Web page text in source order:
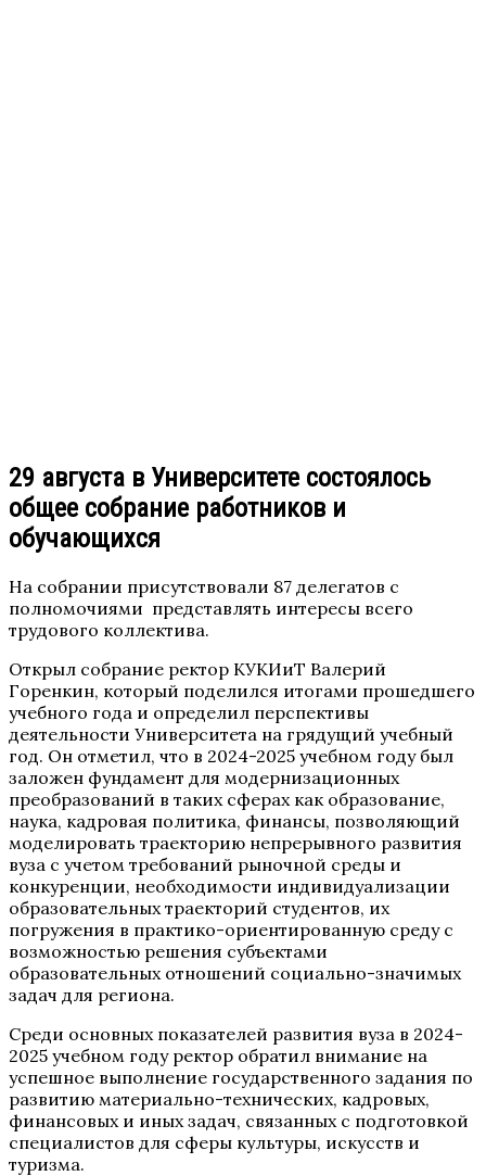
29 августа в Университете состоялось
общее собрание работников и
обучающихся
На собрании присутствовали 87 делегатов с
полномочиями представлять интересы всего
трудового коллектива.
Открыл собрание ректор КУКИиТ Валерий
Горенкин, который поделился итогами прошедшего
учебного года и определил перспективы
деятельности Университета на грядущий учебный
год. Он отметил, что в 2024-2025 учебном году был
заложен фундамент для модернизационных
преобразований в таких сферах как образование,
наука, кадровая политика, финансы, позволяющий
моделировать траекторию непрерывного развития
вуза с учетом требований рыночной среды и
конкуренции, необходимости индивидуализации
образовательных траекторий студентов, их
погружения в практико-ориентированную среду с
возможностью решения субъектами
образовательных отношений социально-значимых
задач для региона.
Среди основных показателей развития вуза в 2024-
2025 учебном году ректор обратил внимание на
успешное выполнение государственного задания по
развитию материально-технических, кадровых,
финансовых и иных задач, связанных с подготовкой
специалистов для сферы культуры, искусств и
туризма.